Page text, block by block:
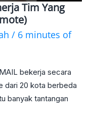
Tim Yang
/ 6 minutes of
bekerja secara
dari 20 kota berbeda
banyak tantangan